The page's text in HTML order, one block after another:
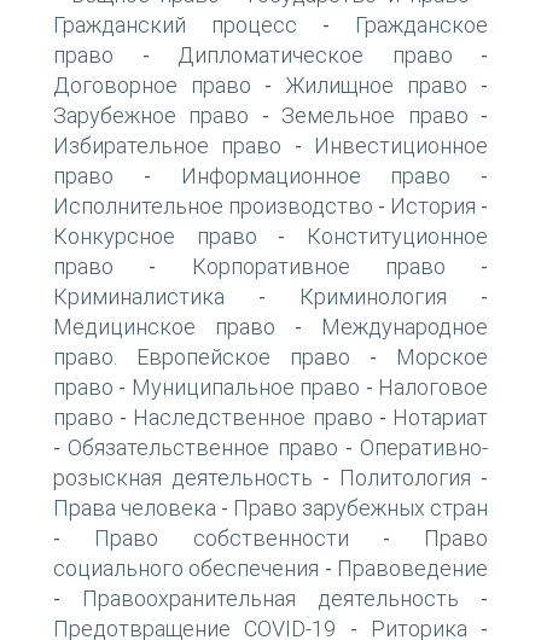
Гражданский процесс -
Гражданское
право - Дипломатическое право -
Договорное право - Жилищное право -
Зарубежное право - Земельное право -
Избирательное право -
Инвестиционное
право - Информационное право -
Исполнительное производство - История -
Конкурсное право -
Конституционное
право - Корпоративное право -
Криминалистика - Криминология -
Медицинское право -
Международное
право. Европейское право -
Морское
право - Муниципальное право - Налоговое
право - Наследственное право - Нотариат
- Обязательственное право - Оперативно-
розыскная деятельность - Политология -
Права человека - Право зарубежных стран
- Право собственности -
Право
социального обеспечения - Правоведение
- Правоохранительная деятельность -
Предотвращение COVID-19 - Риторика -